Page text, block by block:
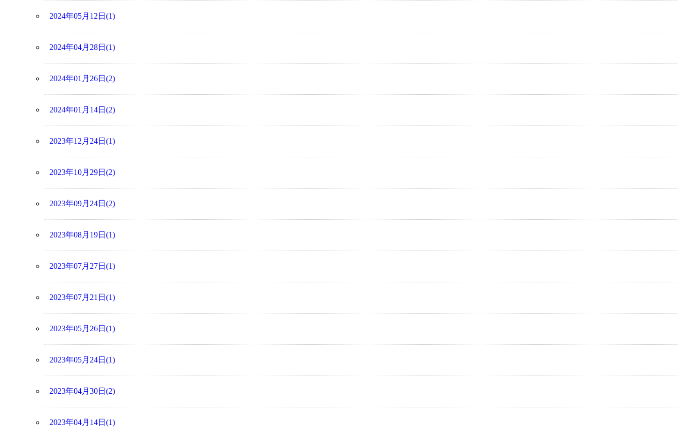
2024年05月12日(1)
2024年04月28日(1)
2024年01月26日(2)
2024年01月14日(2)
2023年12月24日(1)
2023年10月29日(2)
2023年09月24日(2)
2023年08月19日(1)
2023年07月27日(1)
2023年07月21日(1)
2023年05月26日(1)
2023年05月24日(1)
2023年04月30日(2)
2023年04月14日(1)